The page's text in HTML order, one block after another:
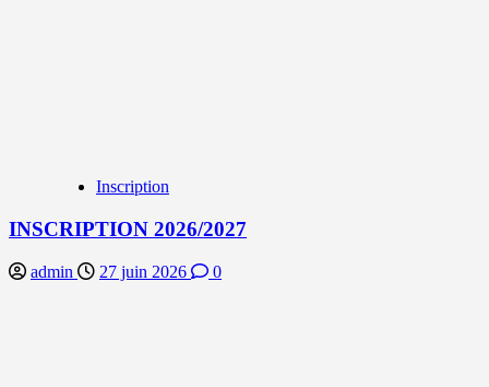
Inscription
INSCRIPTION 2026/2027
admin 27 juin 2026 0